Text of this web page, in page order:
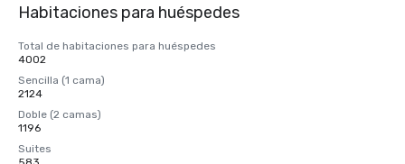
Habitaciones para huéspedes
Total de habitaciones para huéspedes
4002
Sencilla (1 cama)
2124
Doble (2 camas)
1196
Suites